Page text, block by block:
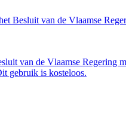
Besluit van de Vlaamse
van de Vlaamse Regering
gebruik is kosteloos.